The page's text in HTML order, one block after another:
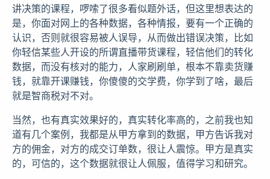
讲决策的课程，啰嗦了很多看似题外话，但这里想表达的
是，你面对网上的各种数据，各种情报，要有一个正确的
认识，否则就很容易被人误导，从而做出错误决策，比如
你轻信某些人开设的所谓直播带货课程，轻信他们的转化
数据，而没有核对的能力，人家刷刷单，根本不靠卖货赚
钱，就靠开课赚钱，你傻傻的交学费，你学到了啥，最后
就是智商税对不对。
当然，也有真实效果好的，真实转化率高的，之前我也知
道有几个案例，我都是从甲方拿到的数据，甲方告诉我对
方的佣金，对方的成交订单数，很让人震惊。甲方是真实
的，可信的，这个数据就很让人佩服，值得学习和研究。